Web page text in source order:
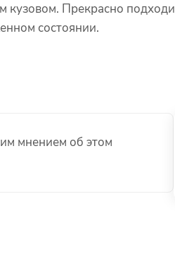
Прекрасно
состоянии.
мнением об этом